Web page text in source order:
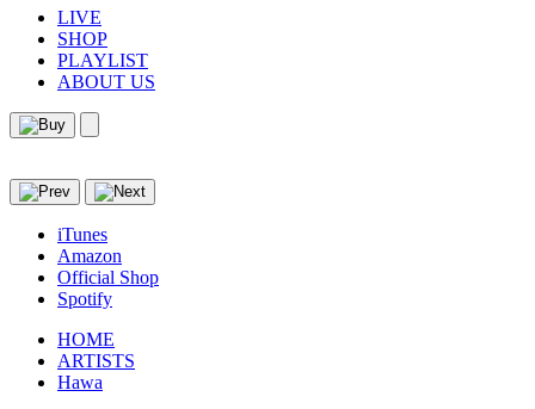
LIVE
SHOP
PLAYLIST
ABOUT US
iTunes
Amazon
Official Shop
Spotify
HOME
ARTISTS
Hawa